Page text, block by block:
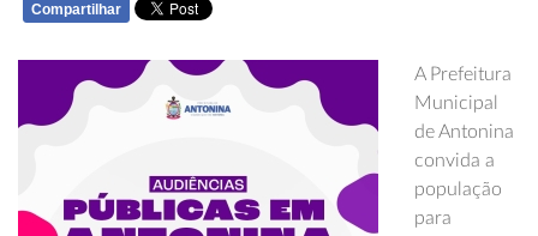
Compartilhar
A Prefeitura
Municipal
de Antonina
convida a
população
para